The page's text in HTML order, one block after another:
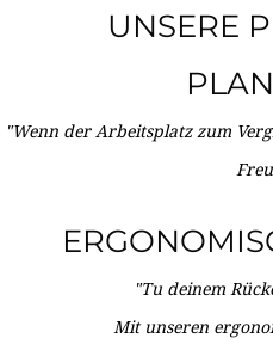
UNSERE
"Wenn der Arbeitsplatz zum
"Tu deinem
Mit unseren